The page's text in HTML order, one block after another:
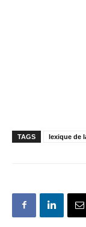
TAGS lexique de